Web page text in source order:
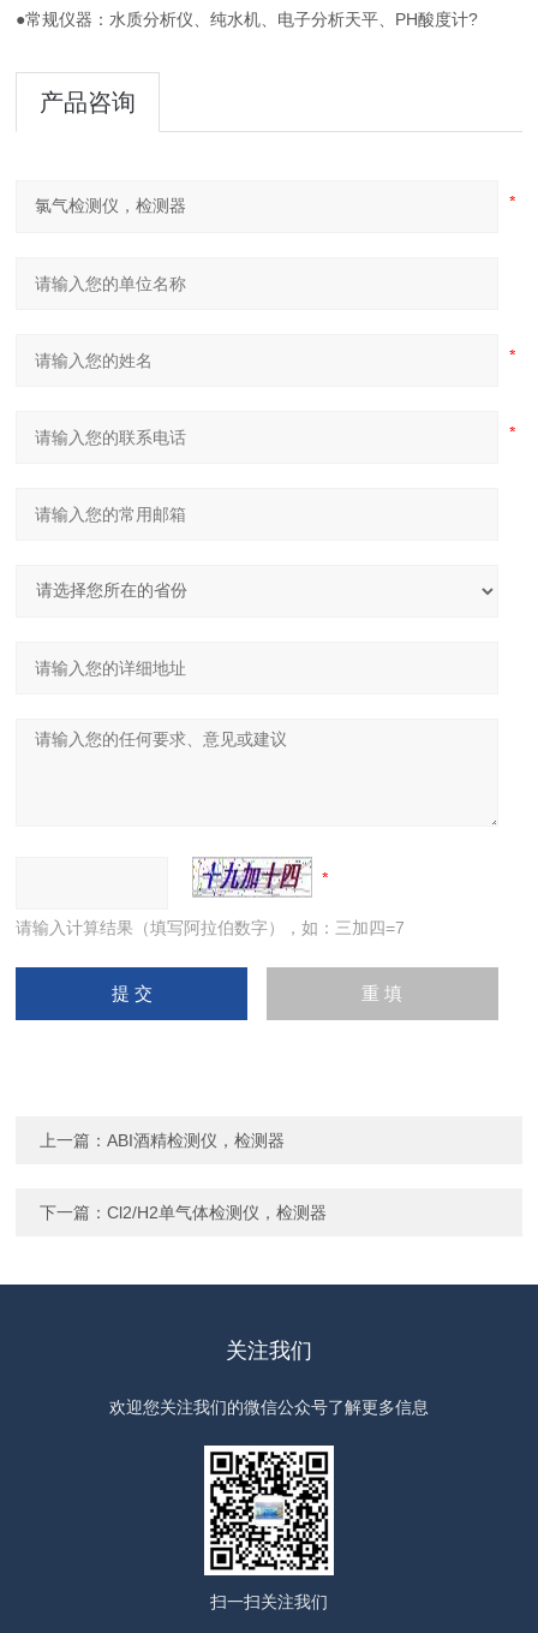
●常规仪器：水质分析仪、纯水机、电子分析天平、PH酸度计?
产品咨询
请输入计算结果（填写阿拉伯数字），如：三加四=7
上一篇：ABI酒精检测仪，检测器
下一篇：Cl2/H2单气体检测仪，检测器
关注我们
欢迎您关注我们的微信公众号了解更多信息
扫一扫关注我们